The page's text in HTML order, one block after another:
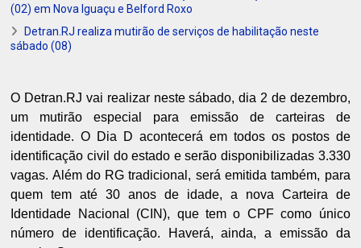
(02) em Nova Iguaçu e Belford Roxo
Detran.RJ realiza mutirão de serviços de habilitação neste
sábado (08)
O Detran.RJ vai realizar neste sábado, dia 2 de dezembro,
um mutirão especial para emissão de carteiras de
identidade. O Dia D acontecerá em todos os postos de
identificação civil do estado e serão disponibilizadas 3.330
vagas. Além do RG tradicional, será emitida também, para
quem tem até 30 anos de idade, a nova Carteira de
Identidade Nacional (CIN), que tem o CPF como único
número de identificação. Haverá, ainda, a emissão da